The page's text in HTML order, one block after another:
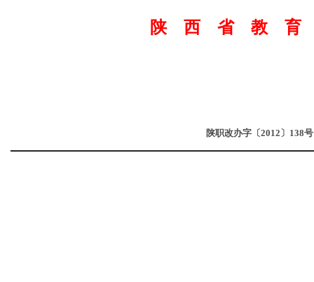
陕 西 省 教 育
陕职改办字〔2012〕138号